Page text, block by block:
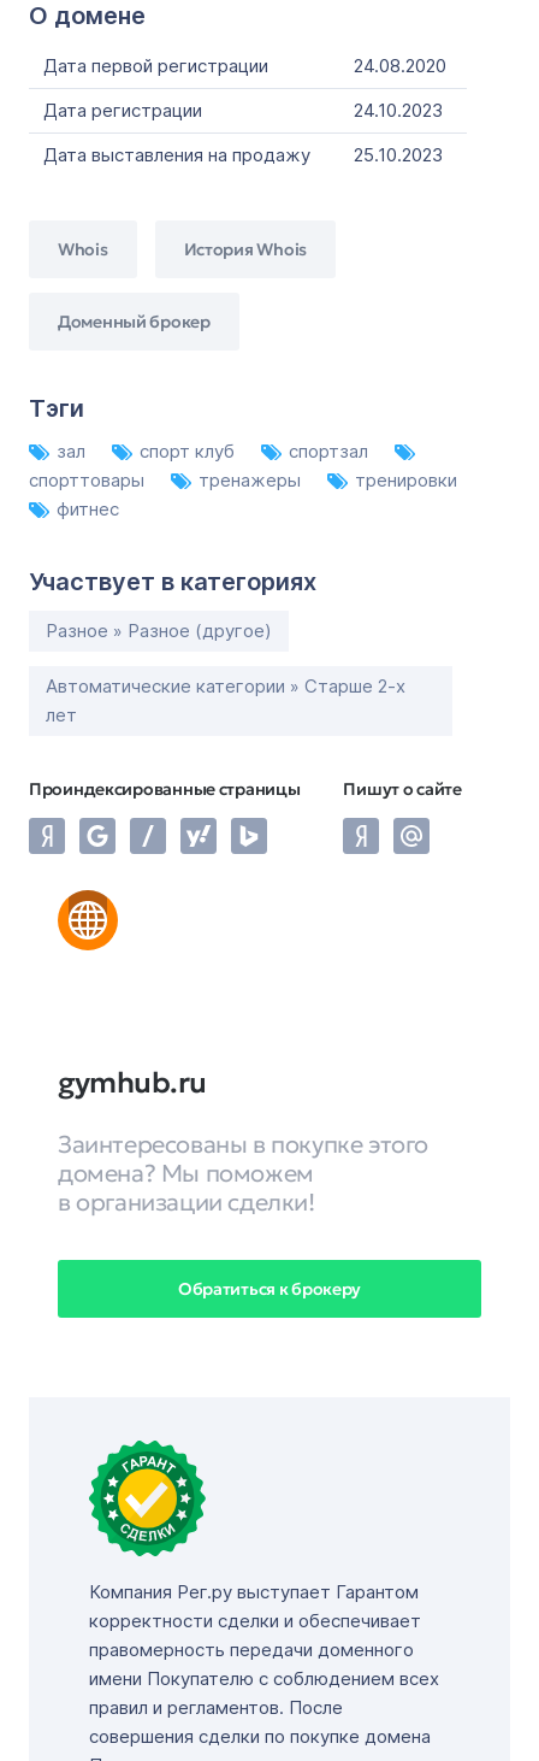
О домене
Дата первой регистрации
24.08.2020
Дата регистрации
24.10.2023
Дата выставления на продажу
25.10.2023
Whois История Whois
Доменный брокер
Тэги
зал спорт клуб
спортзал
спорттовары
тренажеры
тренировки
фитнес
Участвует в категориях
Разное » Разное (другое)
Автоматические категории » Старше 2-х
лет
Проиндексированные страницы Пишут о сайте
gymhub.ru
Заинтересованы в покупке этого
домена? Мы поможем
в организации сделки!
Обратиться к брокеру
Компания Рег.ру выступает Гарантом
корректности сделки и обеспечивает
правомерность передачи доменного
имени Покупателю с соблюдением всех
правил и регламентов. После
совершения сделки по покупке домена